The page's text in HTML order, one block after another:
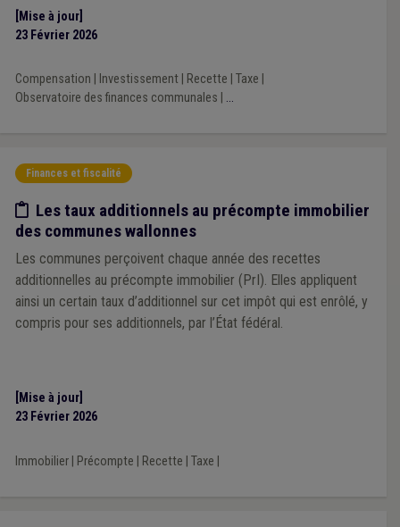
[Mise à jour]
23 Février 2026
Compensation Investissement| Recette Taxe
Observatoire des finances communales
...
Finances et fiscalité
Etude/chiffres
Les taux additionnels au précompte immobilier
des communes wallonnes
Les communes perçoivent chaque année des recettes
additionnelles au précompte immobilier (PrI). Elles appliquent
ainsi un certain taux d’additionnel sur cet impôt qui est enrôlé, y
compris pour ses additionnels, par l’État fédéral.
[Mise à jour]
23 Février 2026
Immobilier| Précompte Recette Taxe